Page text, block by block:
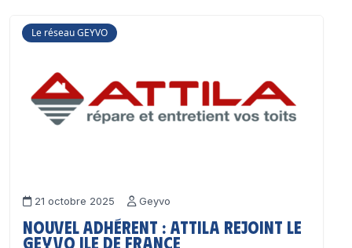
Le réseau GEYVO
21 octobre 2025 Geyvo
Nouvel adhérent : ATTILA rejoint le
GEYVO Ile de France